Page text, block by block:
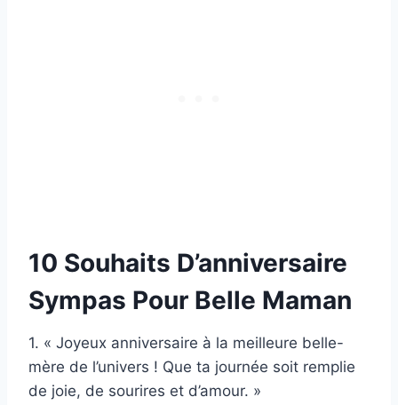
10 Souhaits D’anniversaire
Sympas Pour Belle Maman
1. « Joyeux anniversaire à la meilleure belle-
mère de l’univers ! Que ta journée soit remplie
de joie, de sourires et d’amour. »